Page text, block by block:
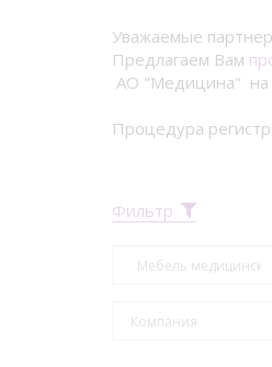
Уважаемые
Предлагаем Вам
АО "Медицина" на
Процедура
Фильтр